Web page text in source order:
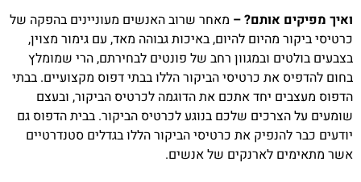
ואיך מפיקים אותם? – מאחר שרוב האנשים מעוניינים בהפקה של
כרטיסי ביקור מהיום להיום, באיכות גבוהה מאד, עם גימור מצוין,
בצבעים בולטים ובמגוון רחב של פונטים לבחירתם, הרי שמומלץ
בחום להדפיס את כרטיסי הביקור הללו בבתי דפוס מקצועיים. בבתי
הדפוס מעצבים יחד אתכם את הדוגמה לכרטיס הביקור, ובעצם
שומעים על הצרכים שלכם בנוגע לכרטיס הביקור. בבית הדפוס גם
יודעים כבר להנפיק את כרטיסי הביקור הללו בגדלים סטנדרטיים
אשר מתאימים לארנקים של אנשים.